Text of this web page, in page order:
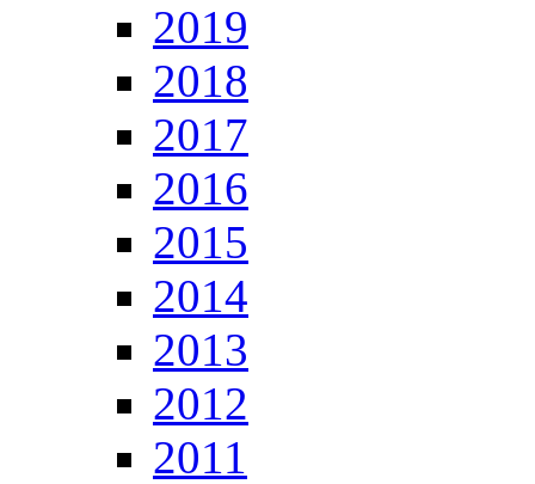
2019
2018
2017
2016
2015
2014
2013
2012
2011